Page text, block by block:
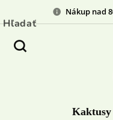
Nákup nad
Kaktusy
Hľadať